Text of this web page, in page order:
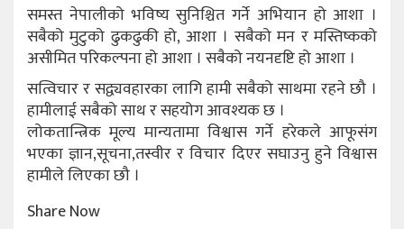
समस्त नेपालीको भविष्य सुनिश्चित गर्ने अभियान हो आशा ।
सबैको मुटुको ढुकढुकी हो, आशा । सबैको मन र मस्तिष्कको
असीमित परिकल्पना हो आशा । सबैको नयनदृष्टि हो आशा ।
सत्विचार र सद्व्यवहारका लागि हामी सबैको साथमा रहने छौ ।
हामीलाई सबैको साथ र सहयोग आवश्यक छ ।
लोकतान्त्रिक मूल्य मान्यतामा विश्वास गर्ने हरेकले आफूसंग
भएका ज्ञान,सूचना,तस्वीर र विचार दिएर सघाउनु हुने विश्वास
हामीले लिएका छौ ।
Share Now